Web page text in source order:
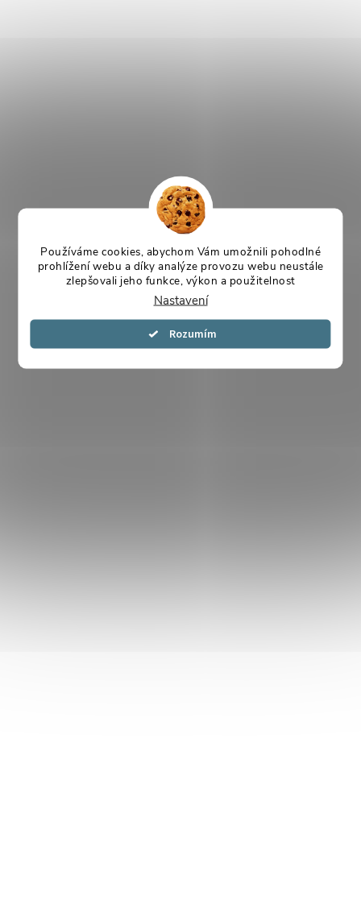
Používáme cookies, abychom Vám umožnili pohodlné
prohlížení webu a díky analýze provozu webu neustále
zlepšovali jeho funkce, výkon a použitelnost
Nastavení
Souhlasím